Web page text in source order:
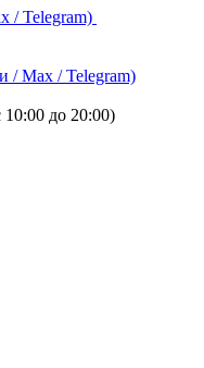
/ Telegram)
/ Max / Telegram)
10:00 до 20:00)